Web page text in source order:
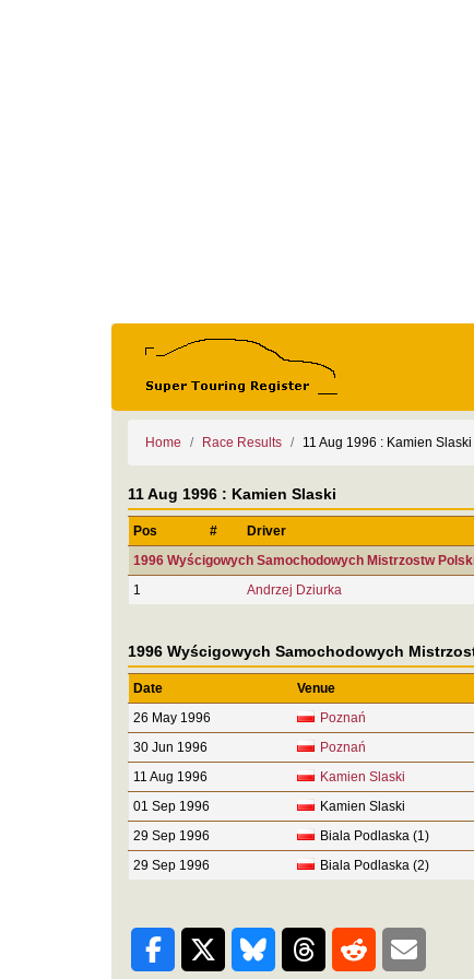
Home Race Results 11 Aug 1996 : Kamien Slaski
11 Aug 1996 : Kamien Slaski
Pos # Driver
1996 Wyścigowych Samochodowych Mistrzostw
1
Andrzej Dziurka
1996 Wyścigowych Samochodowych
Date Venue
26 May 1996
Poznań
30 Jun 1996
Poznań
11 Aug 1996
Kamien Slaski
01 Sep 1996
Kamien Slaski
29 Sep 1996
Biala Podlaska (1)
29 Sep 1996
Biala Podlaska (2)